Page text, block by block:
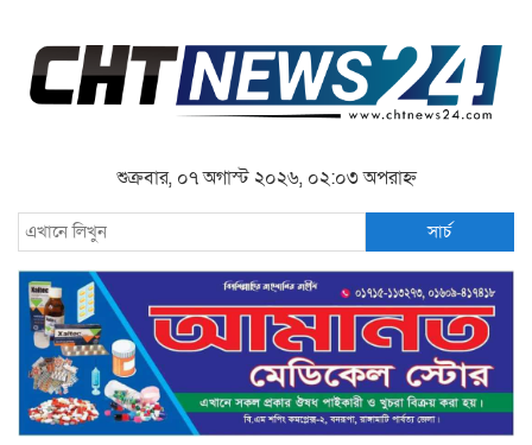
শুক্রবার, ০৭ অগাস্ট ২০২৬, ০২:০৩ অপরাহ্ন
সার্চ